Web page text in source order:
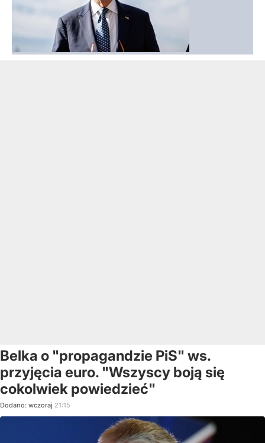
Belka o "propagandzie PiS" ws.
przyjęcia euro. "Wszyscy boją się
cokolwiek powiedzieć"
Dodano: wczoraj 21:15